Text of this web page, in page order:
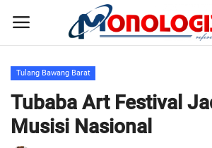
Home
Kontak
Tulang Bawang Barat
Tubaba Art Festival
Musisi Nasional